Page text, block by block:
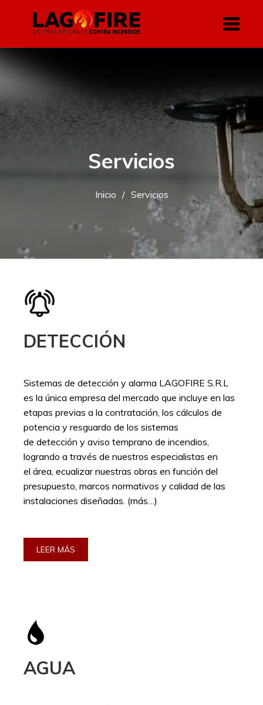
Servicios
Inicio Servicios
DETECCIÓN
Sistemas de detección y alarma LAGOFIRE S.R.L
es la única empresa del mercado que incluye en las
etapas previas a la contratación, los cálculos de
potencia y resguardo de los sistemas
de detección y aviso temprano de incendios,
logrando a través de nuestros especialistas en
el área, ecualizar nuestras obras en función del
presupuesto, marcos normativos y calidad de las
instalaciones diseñadas. (más…)
LEER MÁS
AGUA